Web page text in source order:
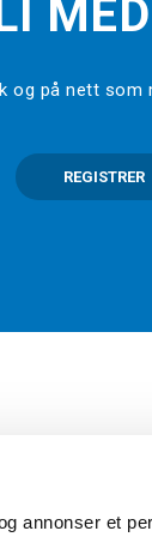
annonser et
på nett som
REGISTRER